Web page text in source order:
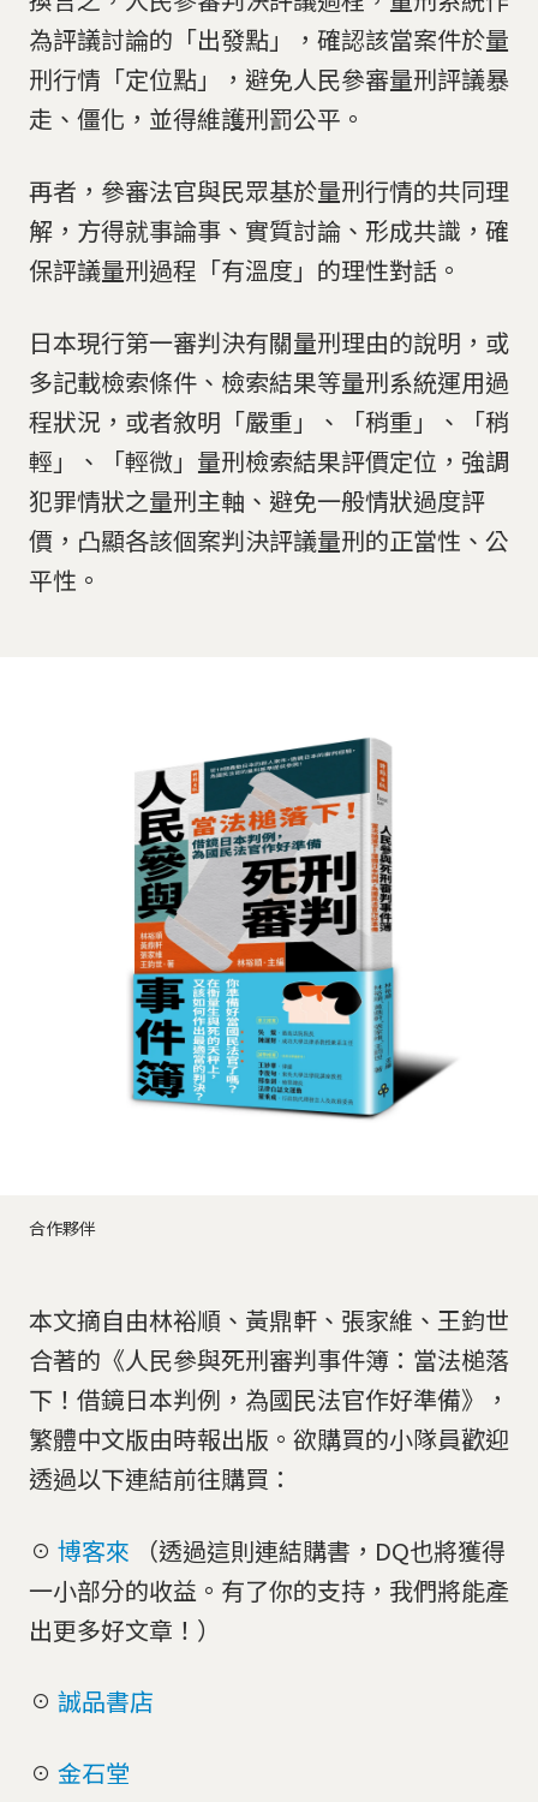
為評議討論的「出發點」，確認該當案件於量
刑行情「定位點」，避免人民參審量刑評議暴
走、僵化，並得維護刑罰公平。
再者，參審法官與民眾基於量刑行情的共同理
解，方得就事論事、實質討論、形成共識，確
保評議量刑過程「有溫度」的理性對話。
日本現行第一審判決有關量刑理由的說明，或
多記載檢索條件、檢索結果等量刑系統運用過
程狀況，或者敘明「嚴重」、「稍重」、「稍
輕」、「輕微」量刑檢索結果評價定位，強調
犯罪情狀之量刑主軸、避免一般情狀過度評
價，凸顯各該個案判決評議量刑的正當性、公
平性。
合作夥伴
本文摘自由林裕順、黃鼎軒、張家維、王鈞世
合著的《人民參與死刑審判事件簿：當法槌落
下！借鏡日本判例，為國民法官作好準備》，
繁體中文版由時報出版。欲購買的小隊員歡迎
透過以下連結前往購買：
☉ 博客來
（透過這則連結購書，DQ也將獲得
一小部分的收益。有了你的支持，我們將能產
出更多好文章！）
☉ 誠品書店
☉ 金石堂